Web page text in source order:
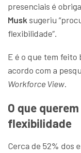
presenciais é
Musksugeriu
flexibilidade”.
E é o que tem
acordo com a
Workforce View.
O que
flexibilidade
Cerca de 52% dos